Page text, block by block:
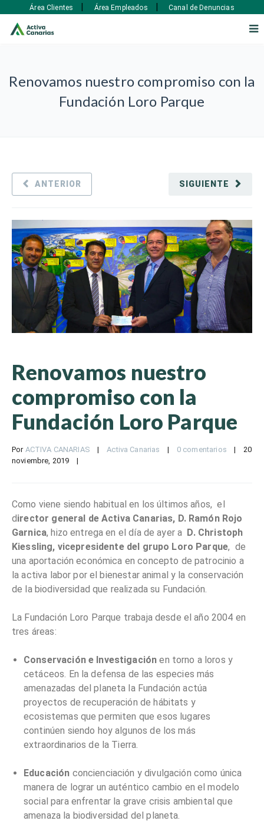
Renovamos nuestro compromiso con la
Fundación Loro Parque
SIGUIENTE
ANTERIOR
Renovamos nuestro
compromiso con la
Fundación Loro Parque
Por ACTIVA CANARIAS | Activa Canarias | 0 comentarios |
20
noviembre, 2019 |
Como viene siendo habitual en los últimos años, el
director general de Activa Canarias, D. Ramón Rojo
Garnica, hizo entrega en el día de ayer a D. Christoph
Kiessling, vicepresidente del grupo Loro Parque, de
una aportación económica en concepto de patrocinio a
la activa labor por el bienestar animal y la conservación
de la biodiversidad que realizada su Fundación.
La Fundación Loro Parque trabaja desde el año 2004 en
tres áreas:
Conservación e Investigación en torno a loros y
cetáceos. En la defensa de las especies más
amenazadas del planeta la Fundación actúa
proyectos de recuperación de hábitats y
ecosistemas que permiten que esos lugares
continúen siendo hoy algunos de los más
extraordinarios de la Tierra.
Educación concienciación y divulgación como única
manera de lograr un auténtico cambio en el modelo
social para enfrentar la grave crisis ambiental que
amenaza la biodiversidad del planeta.
Área Clientes | Área Empleados | Canal de Denuncias